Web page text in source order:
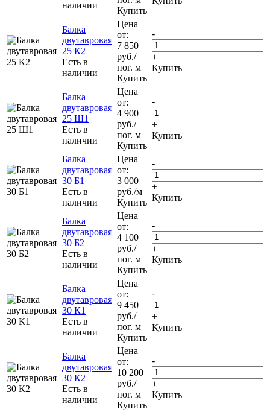
наличии
Купить
Балка
двутавровая
25 К2
Есть в
наличии
Цена
от:
7 850
руб./
пог. м
Купить
-
+
Купить
Балка
двутавровая
25 Ш1
Есть в
наличии
Цена
от:
4 900
руб./
пог. м
Купить
-
+
Купить
Балка
двутавровая
30 Б1
Есть в
наличии
Цена
от:
3 000
руб./м
Купить
-
+
Купить
Балка
двутавровая
30 Б2
Есть в
наличии
Цена
от:
4 100
руб./
пог. м
Купить
-
+
Купить
Балка
двутавровая
30 К1
Есть в
наличии
Цена
от:
9 450
руб./
пог. м
Купить
-
+
Купить
Балка
двутавровая
30 К2
Есть в
наличии
Цена
от:
10 200
руб./
пог. м
Купить
-
+
Купить